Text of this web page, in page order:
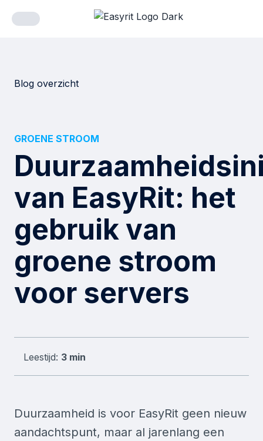
Blog overzicht
GROENE STROOM
van EasyRit: het
gebruik van
groene stroom
voor servers
Leestijd: 3 min
Duurzaamheid is voor EasyRit geen nieuw
aandachtspunt, maar al jarenlang een